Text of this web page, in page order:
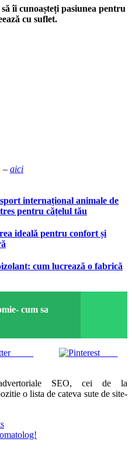
îi cunoașteți pasiunea pentru
cu suflet.
– aici
internațional animale de
pentru cățelul tău
ideală pentru confort și
cum lucrează o fabrică
cum sa
Tweet Save
SEO, cei de la
o lista de cateva sute de site-